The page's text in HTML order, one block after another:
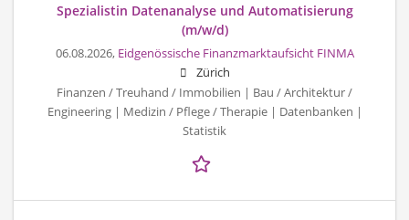
Spezialistin Datenanalyse und Automatisierung
(m/w/d)
06.08.2026, Eidgenössische Finanzmarktaufsicht FINMA
Zürich
Finanzen / Treuhand / Immobilien | Bau / Architektur /
Engineering | Medizin / Pflege / Therapie | Datenbanken |
Statistik